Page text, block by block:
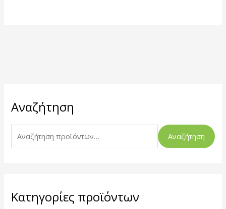
Αναζήτηση
ν
ή
σ
Αναζήτηση
Κατηγορίες προϊόντων